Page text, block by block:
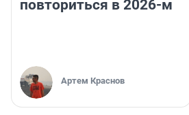
повториться в 2026-м
Артем Краснов